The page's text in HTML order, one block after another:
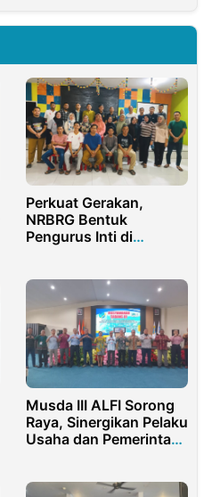
Perkuat Gerakan,
NRBRG Bentuk
Pengurus Inti di
Musda III ALFI Sorong
Raya, Sinergikan Pelaku
Usaha dan Pemerintah